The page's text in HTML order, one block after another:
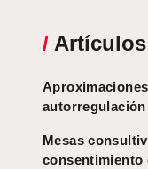
/
autorregulación
Mesas
consentimiento